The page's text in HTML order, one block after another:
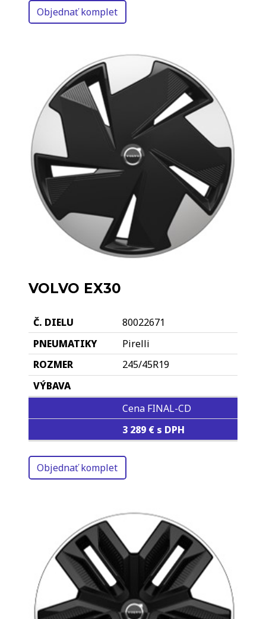
Objednať komplet
VOLVO EX30
80022671
Pirelli
245/45R19
Cena FINAL-CD
3 289 € s DPH
Objednať komplet